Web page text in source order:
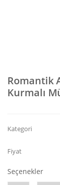
Romantik
Kurmalı
Kategori
Fiyat
Seçenekler